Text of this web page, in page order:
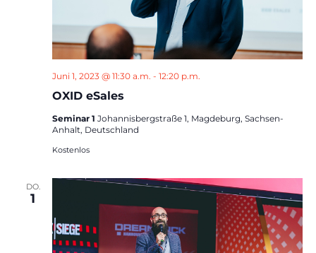
OXID eSales
Juni 1, 2023 @ 11:30 a.m. - 12:20 p.m.
Seminar 1 Johannisbergstraße 1, Magdeburg, Sachsen-
Anhalt, Deutschland
Kostenlos
DO.
1